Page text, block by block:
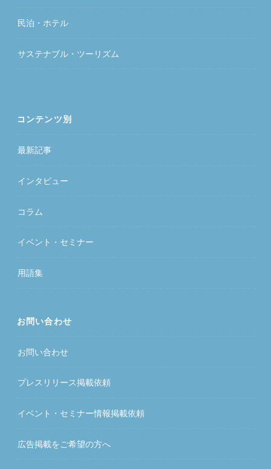
民泊・ホテル
サステナブル・ツーリズム
コンテンツ別
最新記事
インタビュー
コラム
イベント・セミナー
用語集
お問い合わせ
お問い合わせ
プレスリリース掲載依頼
イベント・セミナー情報掲載依頼
広告掲載をご希望の方へ